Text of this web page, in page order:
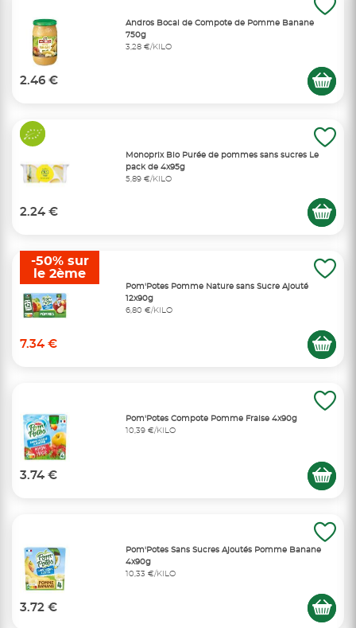
Andros Bocal de Compote de Pomme Banane
750g
3,28 €/KILO
2.46 €
Monoprix Bio Purée de pommes sans sucres Le
pack de 4x95g
5,89 €/KILO
2.24 €
Pom'Potes Pomme Nature sans Sucre Ajouté
12x90g
6,80 €/KILO
7.34 €
-50% sur
le 2ème
Pom'Potes Compote Pomme Fraise 4x90g
10,39 €/KILO
3.74 €
Pom'Potes Sans Sucres Ajoutés Pomme Banane
4x90g
10,33 €/KILO
3.72 €